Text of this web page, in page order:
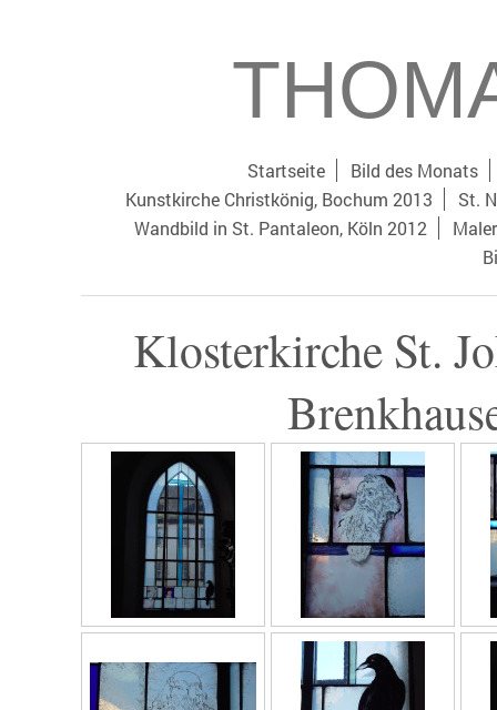
Startseite
Bild des Monats
Kunstkirche Christkönig, Bochum 2013
St.
Wandbild in St. Pantaleon, Köln 2012
Klosterkirche St.